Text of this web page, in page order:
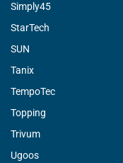
Simply45
StarTech
SUN
Tanix
TempoTec
Topping
Trivum
Ugoos